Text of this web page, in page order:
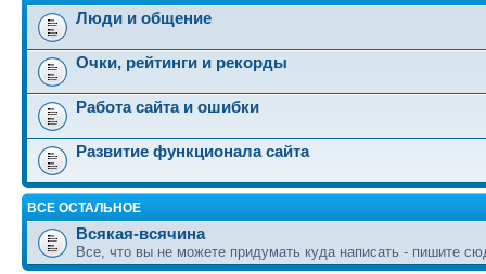
Люди и общение
Очки, рейтинги и рекорды
Работа сайта и ошибки
Развитие функционала сайта
ВСЕ ОСТАЛЬНОЕ
Всякая-всячина
Все, что вы не можете придумать куда написать - пишите